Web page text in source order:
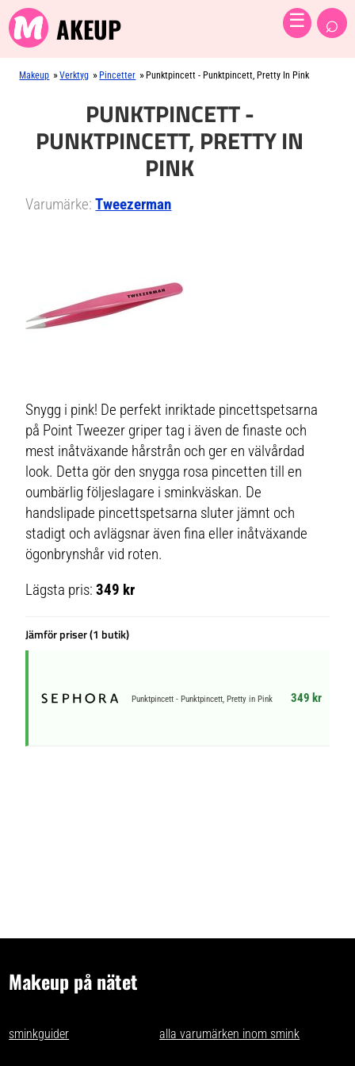
AKEUP ☰ ⌕
Makeup »Verktyg » Pincetter » Punktpincett - Punktpincett, Pretty In Pink
PUNKTPINCETT -
PUNKTPINCETT, PRETTY IN
PINK
Varumärke:Tweezerman
Snygg i pink! De perfekt inriktade pincettspetsarna
på Point Tweezer griper tag i även de finaste och
mest inåtväxande hårstrån och ger en välvårdad
look. Detta gör den snygga rosa pincetten till en
oumbärlig följeslagare i sminkväskan. De
handslipade pincettspetsarna sluter jämnt och
stadigt och avlägsnar även fina eller inåtväxande
ögonbrynshår vid roten.
Lägsta pris:349 kr
Jämför priser (1 butik)
Punktpincett - Punktpincett, Pretty in Pink 349 kr
Makeup på nätet
sminkguider och listar nästanalla varumärken inom smink